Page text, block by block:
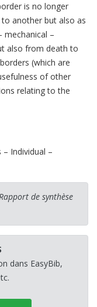
is no longer
another but also as
–
also from death to
(which are
of other
relating to the
Individual –
de synthèse
dans EasyBib,